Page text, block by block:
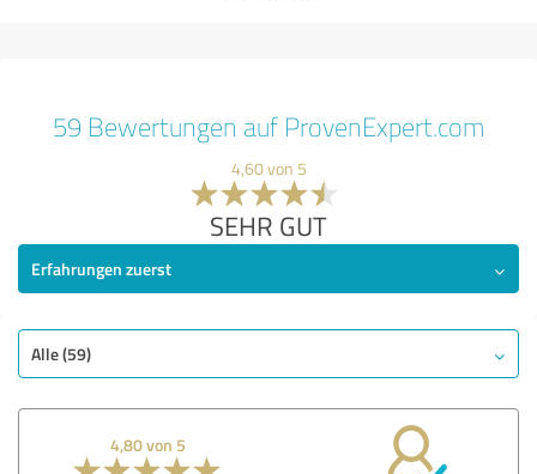
59 Bewertungen auf ProvenExpert.com
4,60 von 5
SEHR GUT
Erfahrungen zuerst
Alle (59)
4,80 von 5